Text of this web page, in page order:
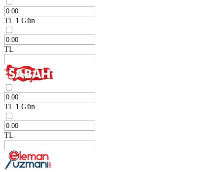
TL 1 Gün
TL
TL 1 Gün
TL